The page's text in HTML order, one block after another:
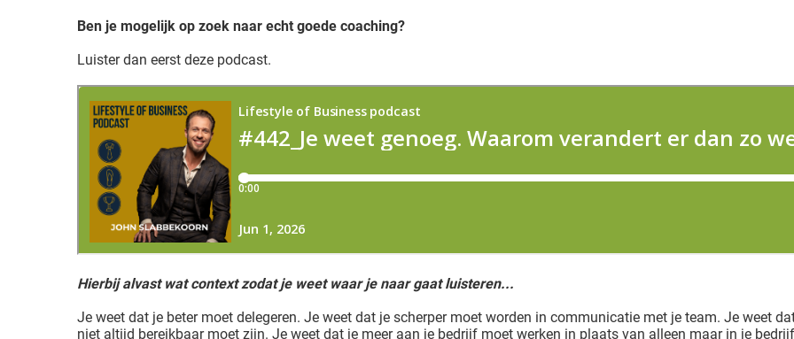
Ben je mogelijk op zoek naar echt goede coaching?
Luister dan eerst deze podcast.
Hierbij alvast wat context zodat je weet waar je naar gaat luisteren...
Je weet dat je beter moet delegeren. Je weet dat je scherper moet worden in communicatie met je team. Je weet
niet altijd bereikbaar moet zijn. Je weet dat je meer aan je bedrijf moet werken in plaats van alleen maar in je